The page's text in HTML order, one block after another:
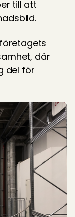
till att
där
del för